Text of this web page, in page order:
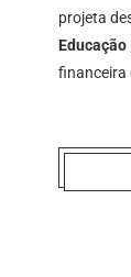
projeta
Educação
financeira